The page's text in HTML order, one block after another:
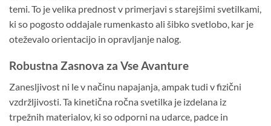
temi. To je velika prednost v primerjavi s starejšimi svetilkami,
ki so pogosto oddajale rumenkasto ali šibko svetlobo, kar je
oteževalo orientacijo in opravljanje nalog.
Robustna Zasnova za Vse Avanture
Zanesljivost ni le v načinu napajanja, ampak tudi v fizični
vzdržljivosti. Ta kinetična ročna svetilka je izdelana iz
trpežnih materialov, ki so odporni na udarce, padce in